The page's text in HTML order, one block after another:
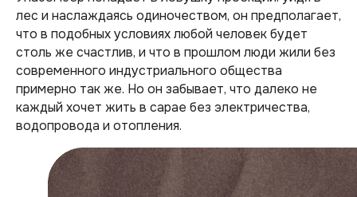
лес и наслаждаясь одиночеством, он предполагает,
что в подобных условиях любой человек будет
столь же счастлив, и что в прошлом люди жили без
современного индустриального общества
примерно так же. Но он забывает, что далеко не
каждый хочет жить в сарае без электричества,
водопровода и отопления.